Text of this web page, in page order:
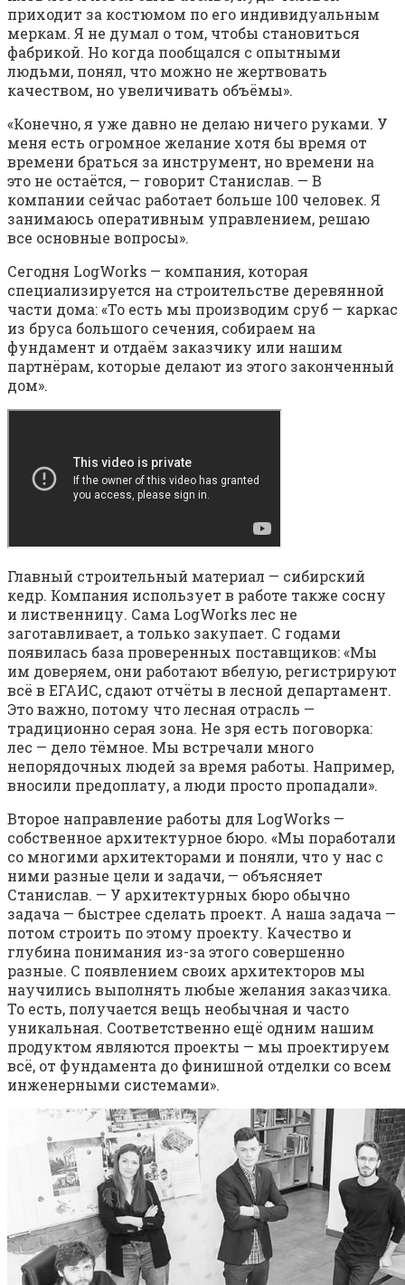
приходит за костюмом по его индивидуальным
меркам. Я не думал о том, чтобы становиться
фабрикой. Но когда пообщался с опытными
людьми, понял, что можно не жертвовать
качеством, но увеличивать объёмы».
«Конечно, я уже давно не делаю ничего руками. У
меня есть огромное желание хотя бы время от
времени браться за инструмент, но времени на
это не остаётся, — говорит Станислав. — В
компании сейчас работает больше 100 человек. Я
занимаюсь оперативным управлением, решаю
все основные вопросы».
Сегодня LogWorks — компания, которая
специализируется на строительстве деревянной
части дома: «То есть мы производим сруб — каркас
из бруса большого сечения, собираем на
фундамент и отдаём заказчику или нашим
партнёрам, которые делают из этого законченный
дом».
Главный строительный материал — сибирский
кедр. Компания использует в работе также сосну
и лиственницу. Сама LogWorks лес не
заготавливает, а только закупает. С годами
появилась база проверенных поставщиков: «Мы
им доверяем, они работают вбелую, регистрируют
всё в ЕГАИС, сдают отчёты в лесной департамент.
Это важно, потому что лесная отрасль —
традиционно серая зона. Не зря есть поговорка:
лес — дело тёмное. Мы встречали много
непорядочных людей за время работы. Например,
вносили предоплату, а люди просто пропадали».
Второе направление работы для LogWorks —
собственное архитектурное бюро. «Мы поработали
со многими архитекторами и поняли, что у нас с
ними разные цели и задачи, — объясняет
Станислав. — У архитектурных бюро обычно
задача — быстрее сделать проект. А наша задача —
потом строить по этому проекту. Качество и
глубина понимания из-за этого совершенно
разные. С появлением своих архитекторов мы
научились выполнять любые желания заказчика.
То есть, получается вещь необычная и часто
уникальная. Соответственно ещё одним нашим
продуктом являются проекты — мы проектируем
всё, от фундамента до финишной отделки со всем
инженерными системами».